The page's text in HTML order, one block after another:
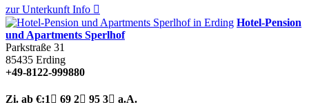
zur Unterkunft Info 
Hotel-Pension
und Apartments Sperlhof
Parkstraße 31
85435 Erding
+49-8122-999880
Zi. ab €:1  69 2 95 3 a.A.